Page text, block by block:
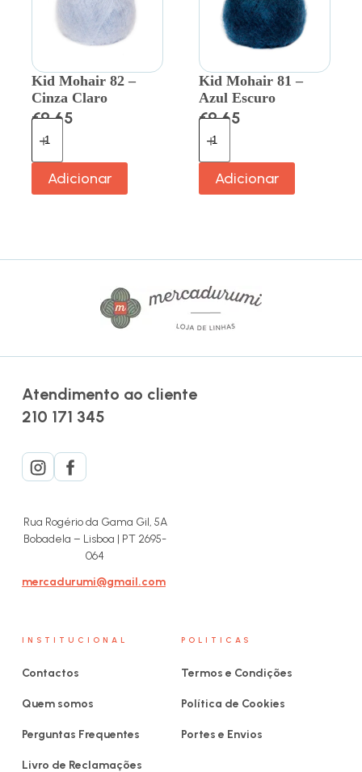
Kid Mohair 82 –
Cinza Claro
€9.65
Adicionar
Kid Mohair 81 –
Azul Escuro
€9.65
Adicionar
Atendimento ao cliente
210 171 345
Rua Rogério da Gama Gil, 5A
Bobadela – Lisboa | PT 2695-
064
mercadurumi@gmail.com
INSTITUCIONAL
Contactos
Quem somos
Perguntas Frequentes
Livro de Reclamações
POLITICAS
Termos e Condições
Política de Cookies
Portes e Envios